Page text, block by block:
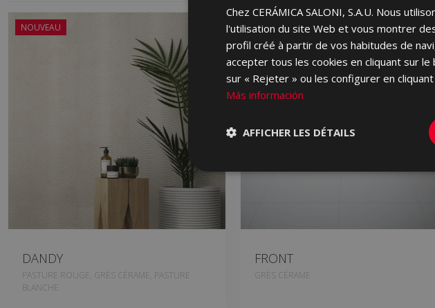
NOUVEAU
DANDY
PASTURE ROUGE, GRÈS CÉRAME, PASTURE
BLANCHE
FRONT
GRÈS CÉRAME
Chez CERÁMICA SALONI, S.A.U. Nous
l'utilisation du site Web et vous montrer
profil créé à partir de vos habitudes de
accepter tous les cookies en cliquant sur le
sur « Rejeter » ou les configurer en
Más información
AFFICHER LES DÉTAILS